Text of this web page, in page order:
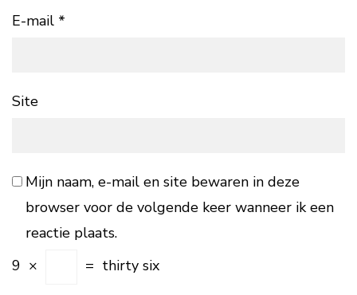
E-mail *
Site
Mijn naam, e-mail en site bewaren in deze
browser voor de volgende keer wanneer ik een
reactie plaats.
9 × = thirty six